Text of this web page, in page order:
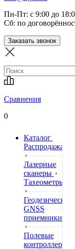
Пн-Пт: с 9:00 до
Сб: по
Заказать звонок
Сравнения
0
Каталог
Распродажа
Лазерные
сканеры
Тахеометры
Геодезические
GNSS
приемники
Полевые
контроллеры